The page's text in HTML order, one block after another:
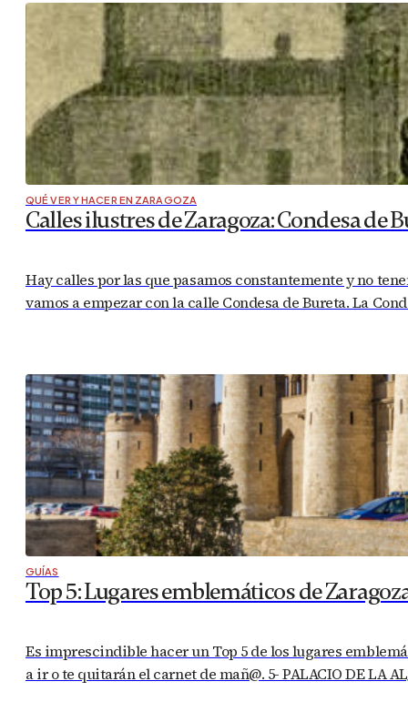
QUÉ VER Y HACER EN ZARAGOZA
Calles ilustres de Zaragoza: Condesa de
Hay calles por las que pasamos constantemente y no
vamos a empezar con la calle Condesa de Bureta. La
GUÍAS
Top 5: Lugares emblemáticos de
Es imprescindible hacer un Top 5 de los lugares
a ir o te quitarán el carnet de mañ@. 5- PALACIO DE LA